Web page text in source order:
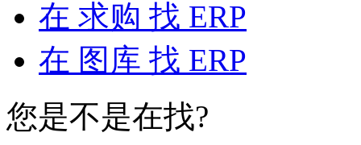
在 求购 找 ERP
在 图库 找 ERP
您是不是在找?